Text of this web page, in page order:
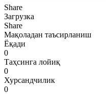
Share
Загрузка
Share
Мақоладан таъсирланиш
Ёқади
0
Таҳсинга лойиқ
0
Хурсандчилик
0